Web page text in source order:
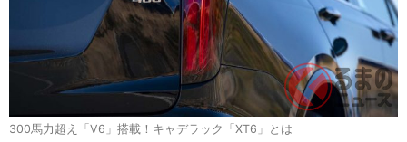
300馬力超え「V6」搭載！キャデラック「XT6」とは